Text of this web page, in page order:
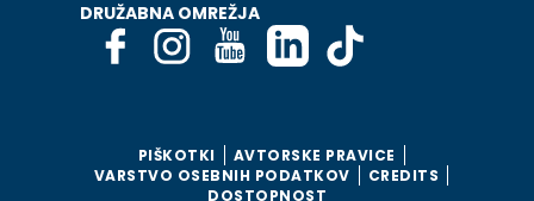
DRUŽABNA OMREŽJA
PIŠKOTKI
AVTORSKE PRAVICE
VARSTVO OSEBNIH PODATKOV
CREDITS
DOSTOPNOST